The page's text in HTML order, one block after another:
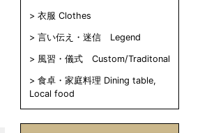
衣服 Clothes
言い伝え・迷信 Legend
風習・儀式 Custom/Traditonal
食卓・家庭料理 Dining table,
Local food